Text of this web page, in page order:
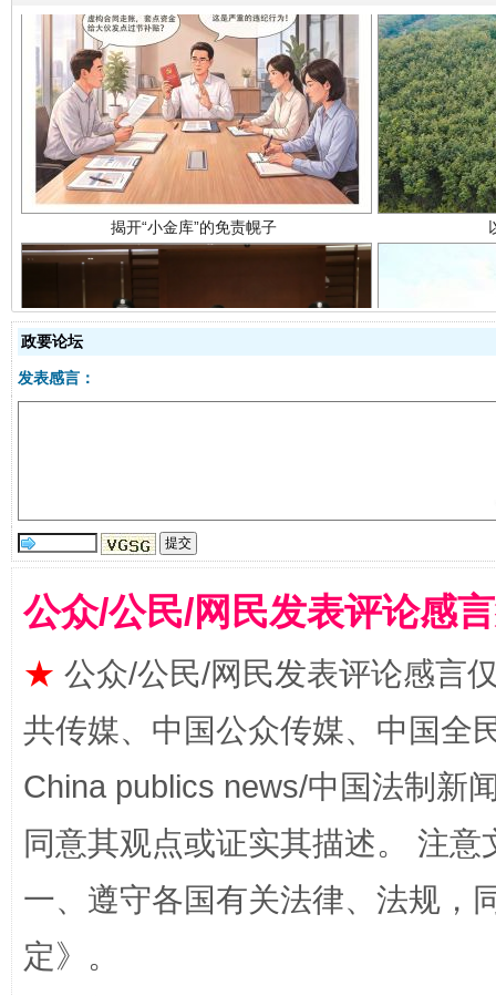
揭开“小金库”的免责幌子
政要论坛
发表感言：
公众/公民/网民发表评论感
★ 公众/公民/网民发表评论感言
共传媒、中国公众传媒、中国全
China publics news/中国法制新
同意其观点或证实其描述。 注
一、遵守各国有关法律、法规，
定》。